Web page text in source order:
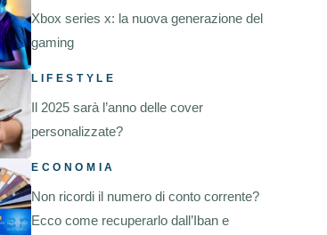
Xbox series x: la nuova generazione del
gaming
LIFESTYLE
Il 2025 sarà l’anno delle cover
personalizzate?
ECONOMIA
Non ricordi il numero di conto corrente?
Ecco come recuperarlo dall’Iban e